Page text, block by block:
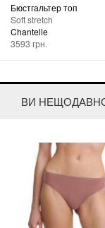
Бюстгальтер топ
Soft stretch
Chantelle
3593 грн.
ВИ